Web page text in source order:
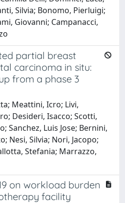
Silvia; Bonomo, Pierluigi;
Giovanni; Campanacci,
partial breast
carcinoma in situ:
from a phase 3
Meattini, Icro; Livi,
Desideri, Isacco; Scotti,
Sanchez, Luis Jose; Bernini,
Nesi, Silvia; Nori, Jacopo;
Stefania; Marrazzo,
on workload burden
facility